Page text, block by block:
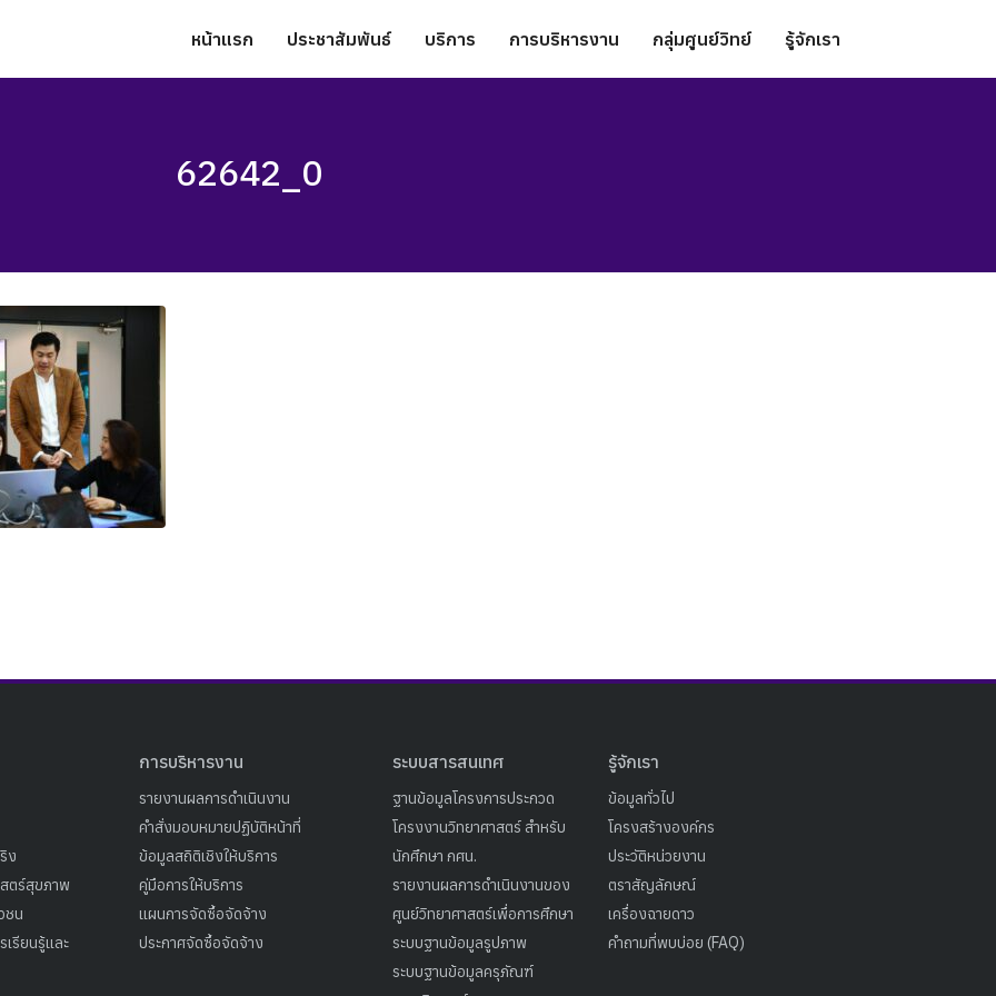
หน้าแรก ประชาสัมพันธ์ บริการ การบริหารงาน กลุ่มศูนย์วิทย์ รู้จักเรา
62642_0
ง
ตร์สุขภาพ
ชน
เรียนรู้และ
การบริหารงาน
รายงานผลการดำเนินงาน
คำสั่งมอบหมายปฏิบัติหน้าที่
ข้อมูลสถิติเชิงให้บริการ
คู่มือการให้บริการ
แผนการจัดซื้อจัดจ้าง
ประกาศจัดซื้อจัดจ้าง
ระบบสารสนเทศ
ฐานข้อมูลโครงการประกวด
โครงงานวิทยาศาสตร์ สำหรับ
นักศึกษา กศน.
รายงานผลการดำเนินงานของ
ศูนย์วิทยาศาสตร์เพื่อการศึกษา
ระบบฐานข้อมูลรูปภาพ
ระบบฐานข้อมูลครุภัณฑ์
รู้จักเรา
ข้อมูลทั่วไป
โครงสร้างองค์กร
ประวัติหน่วยงาน
ตราสัญลักษณ์
เครื่องฉายดาว
คำถามที่พบบ่อย (FAQ)